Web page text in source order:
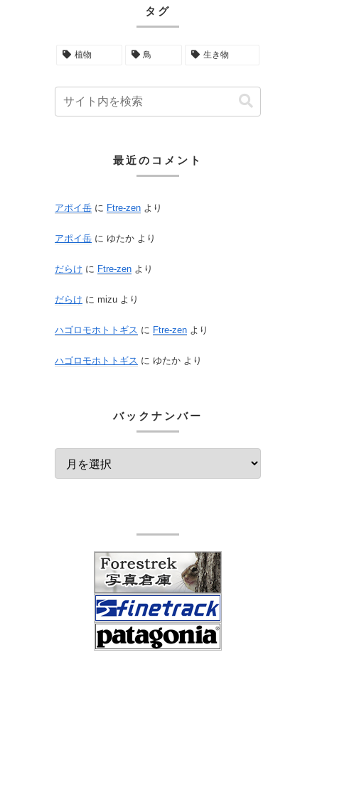
タグ
植物 鳥 生き物
最近のコメント
アポイ岳 に Ftre-zen より
アポイ岳 に ゆたか より
だらけ に Ftre-zen より
だらけ に mizu より
ハゴロモホトトギス に Ftre-zen より
ハゴロモホトトギス に ゆたか より
バックナンバー